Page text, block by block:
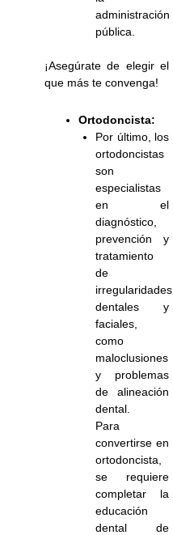
administración
pública.
¡Asegúrate de elegir el
que más te convenga!
Ortodoncista:
Por último, los
ortodoncistas
son
especialistas
en el
diagnóstico,
prevención y
tratamiento
de
irregularidades
dentales y
faciales,
como
maloclusiones
y problemas
de alineación
dental.
Para
convertirse en
ortodoncista,
se requiere
completar la
educación
dental de